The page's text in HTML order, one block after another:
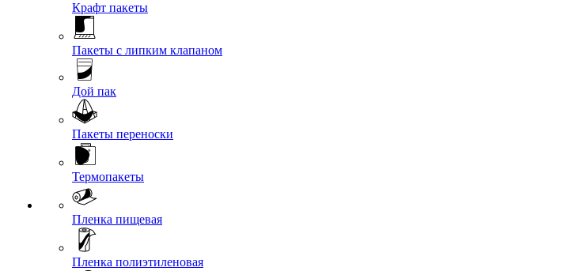
Крафт пакеты
Пакеты с липким клапаном
Дой пак
Пакеты переноски
Термопакеты
Пленка пищевая
Пленка полиэтиленовая